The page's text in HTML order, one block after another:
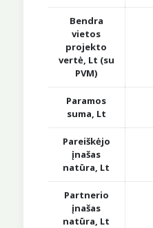
Bendra
vietos
projekto
vertė, Lt (su
PVM)
Paramos
suma, Lt
Pareiškėjo
įnašas
natūra, Lt
Partnerio
įnašas
natūra, Lt